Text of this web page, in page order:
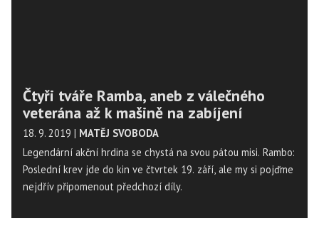
Čtyři tváře Ramba, aneb z válečného
veterána až k mašině na zabíjení
18. 9. 2019 | MATĚJ SVOBODA
Legendární akční hrdina se chystá na svou pátou misi. Rambo:
Poslední krev jde do kin ve čtvrtek 19. září, ale my si pojďme
nejdřív připomenout předchozí díly.